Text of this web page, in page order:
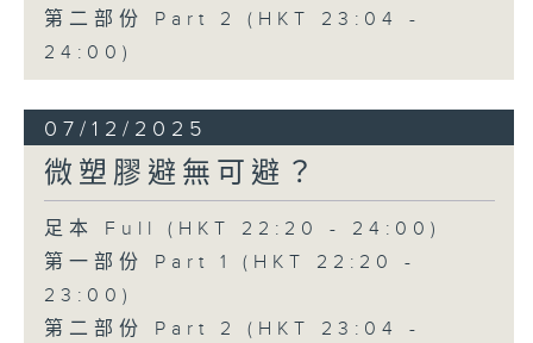
第二部份 Part 2 (HKT 23:04 -
24:00)
07/12/2025
微塑膠避無可避？
足本 Full (HKT 22:20 - 24:00)
第一部份 Part 1 (HKT 22:20 -
23:00)
第二部份 Part 2 (HKT 23:04 -